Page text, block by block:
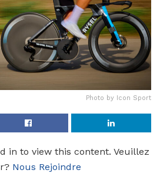
Photo by Icon Sport
in to view this content. Veuillez
Nous Rejoindre